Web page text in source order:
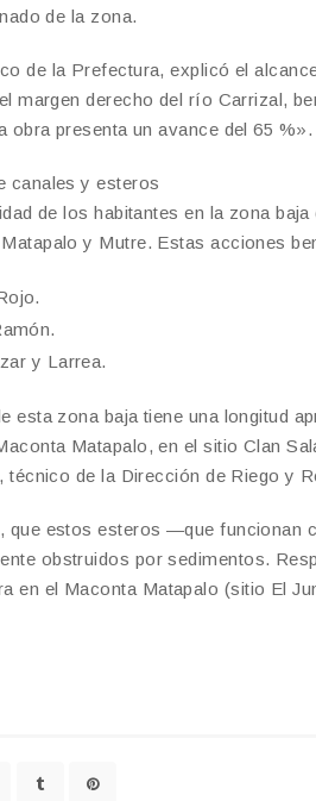
de la zona.
de la Prefectura, explicó el
margen derecho del río Carrizal,
obra presenta un avance del 65 %».
canales y esteros
de los habitantes en la zona
y Mutre. Estas acciones
y Larrea.
esta zona baja tiene una longitud
Matapalo, en el sitio Clan
técnico de la Dirección de Riego y
que estos esteros —que
obstruidos por sedimentos.
en el Maconta Matapalo (sitio El